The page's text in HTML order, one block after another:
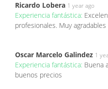
Ricardo Lobera 1 year ago
Experiencia fantástica:
profesionales. Muy
Oscar Marcelo Galindez 1
Experiencia fantástica: Buena
buenos precios